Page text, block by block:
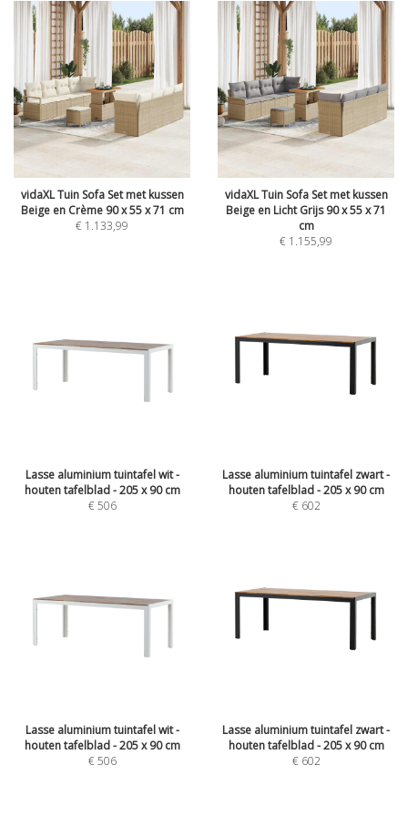
vidaXL Tuin Sofa Set met kussen
Beige en Crème 90 x 55 x 71 cm
€ 1.133,99
vidaXL Tuin Sofa Set met kussen
Beige en Licht Grijs 90 x 55 x 71
cm
€ 1.155,99
Lasse aluminium tuintafel wit -
houten tafelblad - 205 x 90 cm
€506
Lasse aluminium tuintafel zwart -
houten tafelblad - 205 x 90 cm
€ 602
Lasse aluminium tuintafel wit -
houten tafelblad - 205 x 90 cm
€506
Lasse aluminium tuintafel zwart -
houten tafelblad - 205 x 90 cm
€ 602